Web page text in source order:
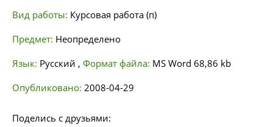
Вид работы: Курсовая работа (п)
Предмет: Неопределено
Язык: Русский , Формат файла: MS Word 68,86 kb
Опубликовано: 2008-04-29
Поделись с друзьями: